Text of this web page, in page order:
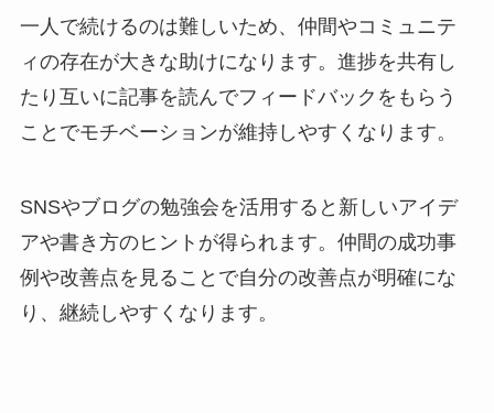
一人で続けるのは難しいため、仲間やコミュニテ
ィの存在が大きな助けになります。進捗を共有し
たり互いに記事を読んでフィードバックをもらう
ことでモチベーションが維持しやすくなります。
SNSやブログの勉強会を活用すると新しいアイデ
アや書き方のヒントが得られます。仲間の成功事
例や改善点を見ることで自分の改善点が明確にな
り、継続しやすくなります。